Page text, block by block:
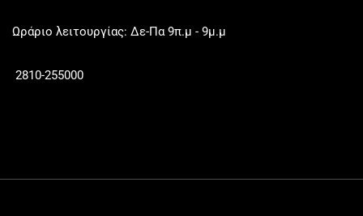
Ωράριο λειτουργίας: Δε-Πα 9π.μ - 9μ.μ
2810-255000